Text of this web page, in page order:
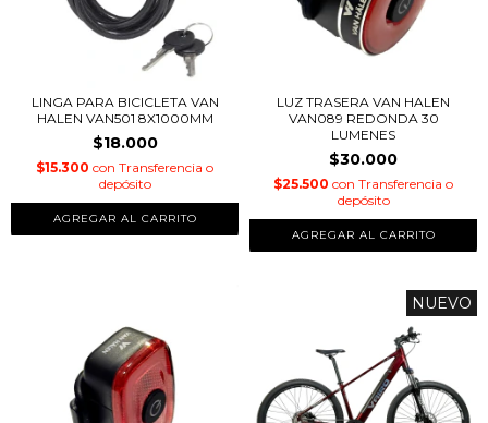
LINGA PARA BICICLETA VAN
HALEN VAN501 8X1000MM
$18.000
$15.300 con Transferencia o
depósito
LUZ TRASERA VAN HALEN
VAN089 REDONDA 30
LUMENES
$30.000
$25.500 con Transferencia o
depósito
NUEVO